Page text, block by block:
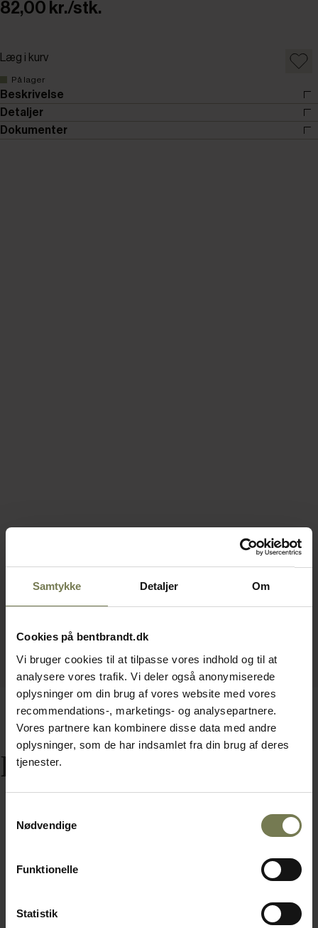
Samtykke Detaljer Om
Cookies på bentbrandt.dk
Vi bruger cookies til at tilpasse vores indhold og til at
analysere vores trafik. Vi deler også anonymiserede
oplysninger om din brug af vores website med vores
recommendations-, marketings- og analysepartnere.
Vores partnere kan kombinere disse data med andre
oplysninger, som de har indsamlet fra din brug af deres
tjenester.
Nødvendige
Funktionelle
Statistik
82,00 kr./stk.
Læg i kurv
På lager
Beskrivelse
Detaljer
Dokumenter
Relaterede varer